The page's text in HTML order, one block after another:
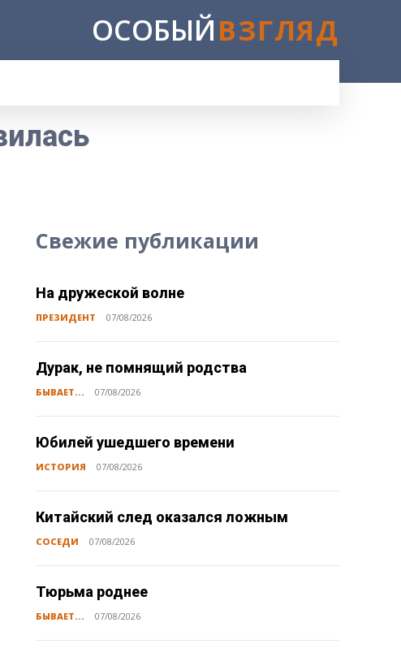
ОСОБЫЙВЗГЛЯД
Свежие публикации
На дружеской волне
ПРЕЗИДЕНТ 07/08/2026
Дурак, не помнящий родства
БЫВАЕТ... 07/08/2026
Юбилей ушедшего времени
ИСТОРИЯ 07/08/2026
Китайский след оказался ложным
СОСЕДИ 07/08/2026
Тюрьма роднее
БЫВАЕТ... 07/08/2026